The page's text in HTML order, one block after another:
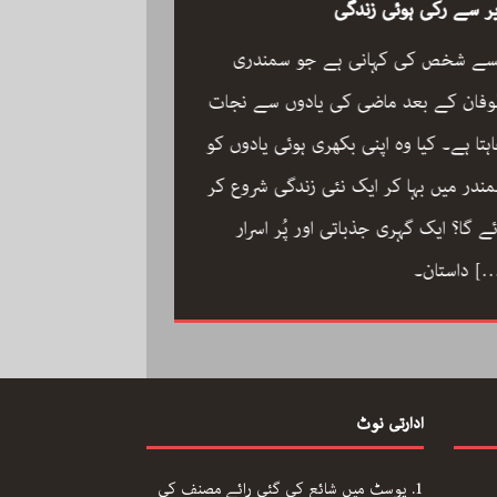
سے رکی ہوئی زندگی
شخص کی کہانی ہے جو سمندری
کے بعد ماضی کی یادوں سے نجات
ہے۔ کیا وہ اپنی بکھری ہوئی یادوں کو
میں بہا کر ایک نئی زندگی شروع کر
گا؟ ایک گہری جذباتی اور پُر اسرار
ادارتی نوٹ
پوسٹ میں شائع کی گئی رائے مصنف کی